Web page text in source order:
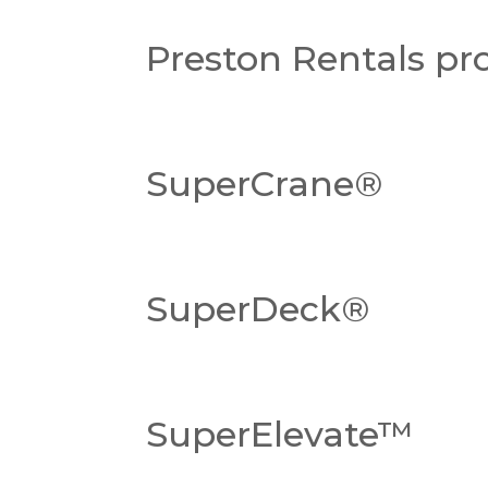
Preston Rentals
SuperCrane®
SuperDeck®
SuperElevate™